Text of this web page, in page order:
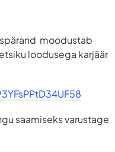
moodustab
loodusega karjäär
saamiseks varustage